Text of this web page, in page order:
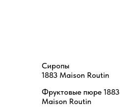
Сиропы
1883 Maison Routin
Фруктовые пюре 1883
Maison Routin